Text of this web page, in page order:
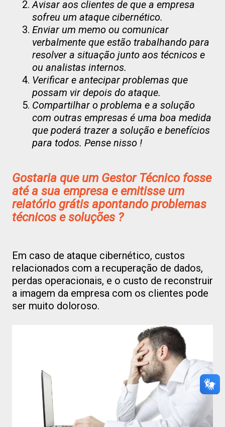
Avisar aos clientes de que a empresa
sofreu um ataque cibernético.
Enviar um memo ou comunicar
verbalmente que estão trabalhando para
resolver a situação junto aos técnicos e
ou analistas internos.
Verificar e antecipar problemas que
possam vir depois do ataque.
Compartilhar o problema e a solução
com outras empresas é uma boa medida
que poderá trazer a solução e benefícios
para todos. Pense nisso !
Gostaria que um Gestor Técnico fosse
até a sua empresa e emitisse um
relatório grátis apontando problemas
técnicos e soluções ?
Em caso de ataque cibernético, custos
relacionados com a recuperação de dados,
perdas operacionais, e o custo de reconstruir
a imagem da empresa com os clientes pode
ser muito doloroso.